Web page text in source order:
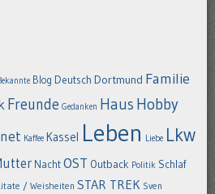
Blog Deutsch Dortmund Familie
Freunde Gedanken Haus Hobby
Kaffee Kassel Leben Liebe Lkw
NachtOST Outback Politik Schlaf
/ Weisheiten STAR TREK Sven